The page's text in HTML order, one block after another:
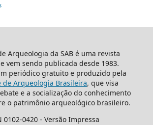
Arqueologia da SAB é uma revista
vem sendo publicada desde 1983.
periódico gratuito e produzido pela
de Arqueologia Brasileira, que visa
e a socialização do conhecimento
o patrimônio arqueológico brasileiro.
0102-0420 - Versão Impressa